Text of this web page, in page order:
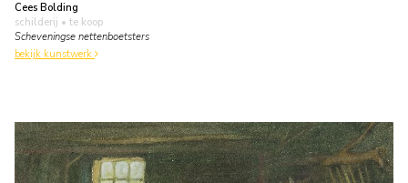
Cees Bolding
schilderij • te koop
Scheveningse nettenboetsters
bekijk kunstwerk